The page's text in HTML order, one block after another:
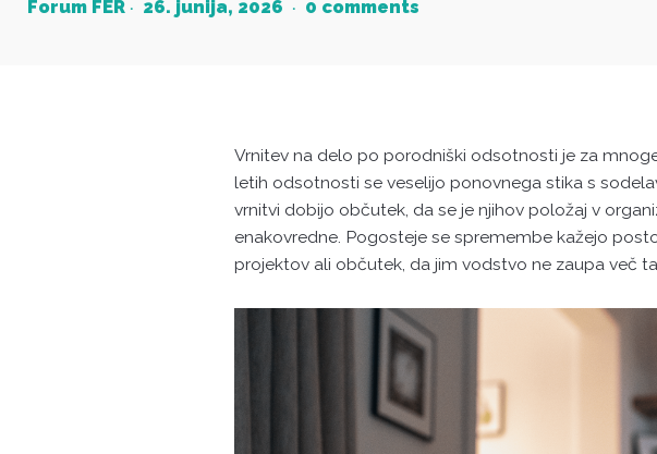
Forum FER 26. junija, 2026 0 comments
Vrnitev na delo po porodniški odsotnosti je za
letih odsotnosti se veselijo ponovnega stika s
vrnitvi dobijo občutek, da se je njihov položaj v
enakovredne. Pogosteje se spremembe kažejo
projektov ali občutek, da jim vodstvo ne zaupa več